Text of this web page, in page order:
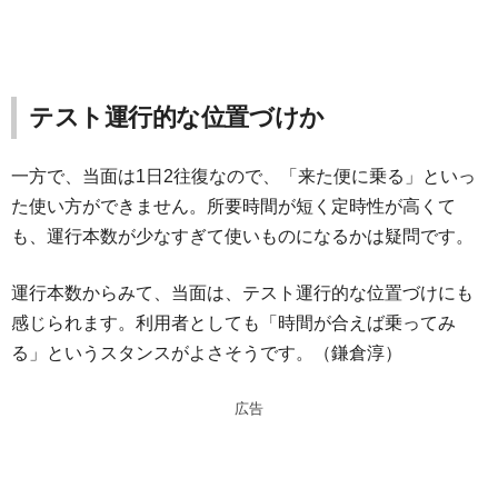
テスト運行的な位置づけか
一方で、当面は1日2往復なので、「来た便に乗る」といっ
た使い方ができません。所要時間が短く定時性が高くて
も、運行本数が少なすぎて使いものになるかは疑問です。
運行本数からみて、当面は、テスト運行的な位置づけにも
感じられます。利用者としても「時間が合えば乗ってみ
る」というスタンスがよさそうです。（鎌倉淳）
広告